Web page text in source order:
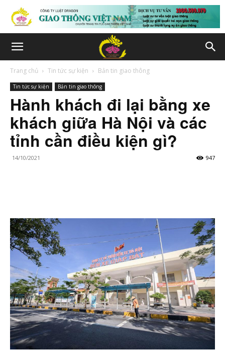
Trang chủ Tin tức sự kiện Bản tin giao thông
Tin tức sự kiện Bản tin giao thông
Hành khách đi lại bằng xe
khách giữa Hà Nội và các
tỉnh cần điều kiện gì?
14/10/2021 947